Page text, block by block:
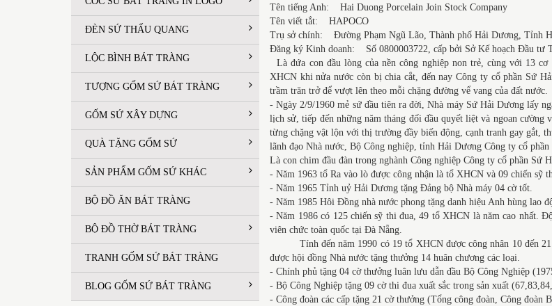
ĐÈN SỨ THẤU QUANG
LỘC BÌNH BÁT TRÀNG
TƯỢNG GỐM SỨ BÁT TRÀNG
GỐM SỨ XÂY DỰNG
QUÀ TẶNG GỐM SỨ
SẢN PHẨM GỐM SỨ KHÁC
BỘ ĐỒ ĂN BÁT TRÀNG
BỘ ĐỒ THỜ BÁT TRÀNG
TRANH GỐM SỨ BÁT TRÀNG
BLOG GỐM SỨ BÁT TRÀNG
Tên tiếng Anh: Hai Duong Porcelain Join Stock Company
Tên viết tắt: HAPOCO
Trụ sở chính: Đường Phạm Ngũ Lão, Thành phố Hải Dương, Tỉnh
Đăng ký Kinh doanh: Số 0800003722, cấp bởi Sở Kế hoạch Đầu tư
Là đứa con đầu lòng của nền công nghiệp non trẻ, cùng với 13
XHCN khi nửa nước còn bị chia cắt, đến nay Công ty cổ phần Sứ
trầm trăn trở để vượt lên theo mỗi chặng đường vể vang của đất nước.
- Ngày 2/9/1960 mẻ sứ đầu tiên ra đời, Nhà máy Sứ Hải Dương lấy
lịch sử, tiếp đến những năm tháng đối đầu quyết liệt và ngoan
từng chặng vật lộn với thị trường đầy biến động, cạnh tranh gay gắt,
lãnh đạo Nhà nước, Bộ Công nghiệp, tỉnh Hải Dương Công ty cổ
Là con chim đầu đàn trong nghành Công nghiệp Công ty cổ phần Sứ
- Năm 1963 tổ Ra vào lò được công nhận là tổ XHCN và 09 chiến sỹ
- Năm 1965 Tỉnh uỷ Hải Dương tặng Đảng bộ Nhà máy 04 cờ tốt.
- Năm 1985 Hôi Đồng nhà nước phong tặng danh hiệu Anh hùng lao
- Năm 1986 có 125 chiến sỹ thi đua, 49 tổ XHCN là năm cao nhất.
viên chức toàn quốc tại Đà Nẵng.
Tính đến năm 1990 có 19 tổ XHCN được công nhân 10 đến 21
được hội đồng Nhà nước tặng thưởng 14 huân chương các loại.
- Chính phủ tặng 04 cờ thưởng luân lưu dẫn đầu Bộ Công Nghiệp
- Bộ Công Nghiệp tặng 09 cờ thi đua xuất sắc trong sản xuất
- Công đoàn các cấp tặng 21 cờ thưởng (Tổng công đoàn, Công đoàn